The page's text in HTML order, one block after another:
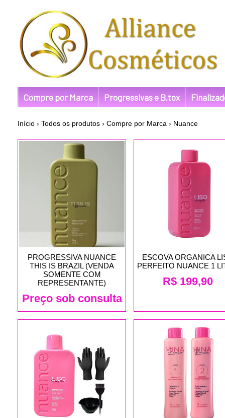
Compre por Marca Progressivas e B.tox
Início › Todos os produtos › Compre por Marca › Nuance
PROGRESSIVA NUANCE
THIS IS BRAZIL (VENDA
SOMENTE COM
REPRESENTANTE)
Preço sob consulta
ESCOVA ORGANICA
PERFEITO NUANCE 1
R$ 199,90